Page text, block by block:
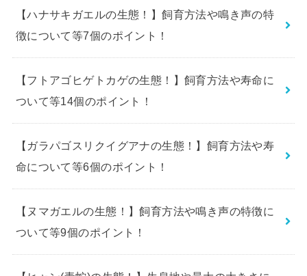
【ハナサキガエルの生態！】飼育方法や鳴き声の特
徴について等7個のポイント！
【フトアゴヒゲトカゲの生態！】飼育方法や寿命に
ついて等14個のポイント！
【ガラパゴスリクイグアナの生態！】飼育方法や寿
命について等6個のポイント！
【ヌマガエルの生態！】飼育方法や鳴き声の特徴に
ついて等9個のポイント！